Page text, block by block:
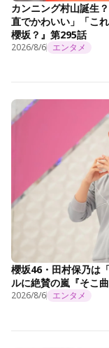
カンニング村山誕生
直でかわいい」「こ
櫻坂？』第295話
2026/8/6 エンタメ
櫻坂46・田村保乃は
ルに絶賛の嵐『そこ
2026/8/6 エンタメ